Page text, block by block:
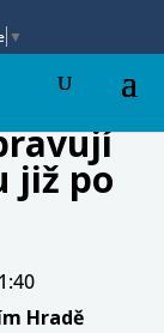
▼
již po
Hradě